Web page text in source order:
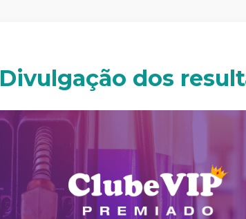
Divulgação dos